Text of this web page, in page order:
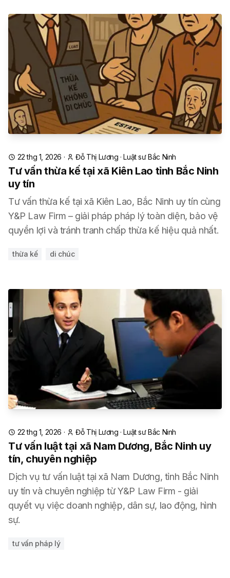
22 thg 1, 2026 · Đỗ Thị Lương ·Luật sư Bắc Ninh
Tư vấn thừa kế tại xã Kiên Lao tỉnh Bắc Ninh
uy tín
Tư vấn thừa kế tại xã Kiên Lao, Bắc Ninh uy tín cùng
Y&P Law Firm – giải pháp pháp lý toàn diện, bảo vệ
quyền lợi và tránh tranh chấp thừa kế hiệu quả nhất.
thừa kế di chúc
22 thg 1, 2026 · Đỗ Thị Lương ·Luật sư Bắc Ninh
Tư vấn luật tại xã Nam Dương, Bắc Ninh uy
tín, chuyên nghiệp
Dịch vụ tư vấn luật tại xã Nam Dương, tỉnh Bắc Ninh
uy tín và chuyên nghiệp từ Y&P Law Firm - giải
quyết vụ việc doanh nghiệp, dân sự, lao động, hình
sự.
tư vấn pháp lý